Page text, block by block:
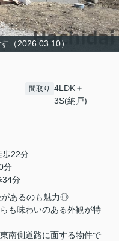
（2026.03.10）
間取り
4LDK＋
3S(納戸)
歩22分
分
34分
があるのも魅力◎
も味わいのある外観が特
南側道路に面する物件で